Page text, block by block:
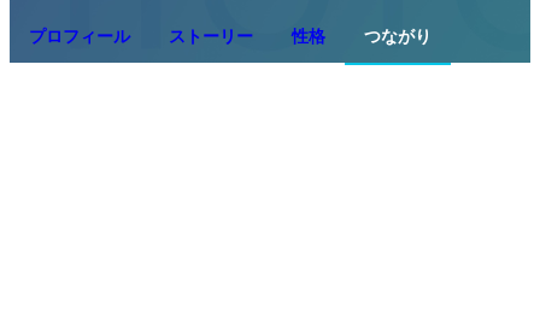
プロフィール ストーリー 性格 つながり